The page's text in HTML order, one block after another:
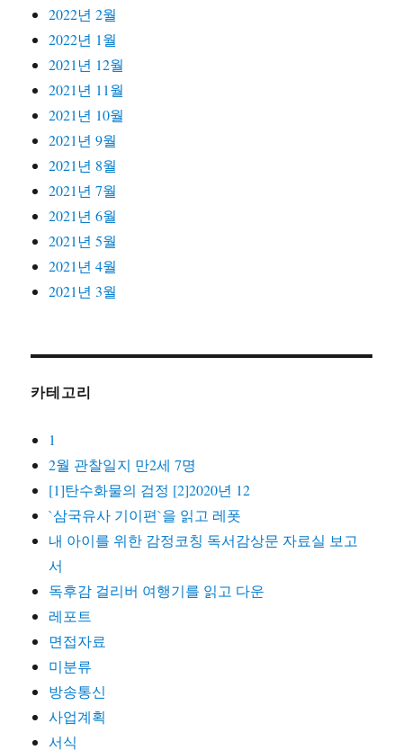
2022년 2월
2022년 1월
2021년 12월
2021년 11월
2021년 10월
2021년 9월
2021년 8월
2021년 7월
2021년 6월
2021년 5월
2021년 4월
2021년 3월
카테고리
1
2월 관찰일지 만2세 7명
[1]탄수화물의 검정 [2]2020년 12
`삼국유사 기이편`을 읽고 레폿
내 아이를 위한 감정코칭 독서감상문 자료실 보고
서
독후감 걸리버 여행기를 읽고 다운
레포트
면접자료
미분류
방송통신
사업계획
서식